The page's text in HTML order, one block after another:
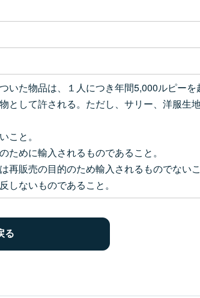
いた物品は、１人につき年間5,000ルピー
として許される。ただし、サリー、洋服生
こと。
ために輸入されるものであること。
再販売の目的のため輸入されるものでないこ
しないものであること。